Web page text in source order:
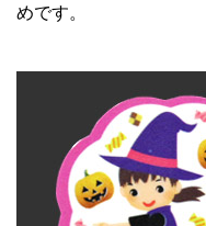
めです。